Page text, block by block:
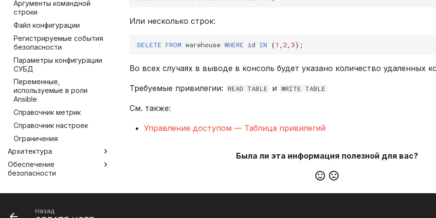
Оконные функции
Соединение таблиц
ABS
CASE
CAST
COALESCE
LIKE
LOWER
SUBSTR
функции
INSTANCE_UUID
Аргументы командной
строки
Файл конфигурации
Регистрируемые события
безопасности
Параметры конфигурации
СУБД
Переменные,
используемые в роли
Ansible
Справочник метрик
Справочник настроек
Ограничения
Архитектура
Распределенный SQL
Алгоритм discovery
Управление топологией
Обеспечение
безопасности
среды
Или несколько строк:
DELETE FROM warehouse WHERE id IN (1 2 3);
Во всех случаях в выводе в консоль будет указано количество удаленных
Требуемые привилегии: READ TABLE и WRITE TABLE
См. также:
Управление доступом — Таблица привилегий
Была ли эта информация полезной для вас?
Назад